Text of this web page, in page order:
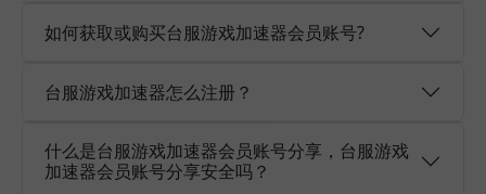
如何获取或购买台服游戏加速器会员账号?
台服游戏加速器怎么注册？
什么是台服游戏加速器会员账号分享，台服游戏
加速器会员账号分享安全吗？